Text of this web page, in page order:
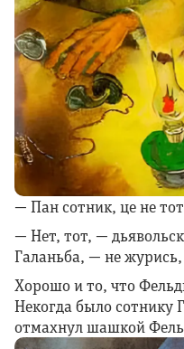
— Пан сотник, це не
— Нет, тот, —
Галаньба, — не
Хорошо и то, что
Некогда было сотнику
отмахнул шашкой